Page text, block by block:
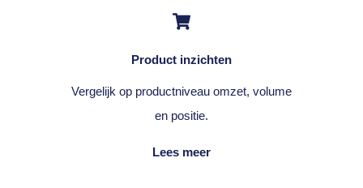
Product inzichten
Vergelijk op productniveau omzet, volume
en positie.
Lees meer